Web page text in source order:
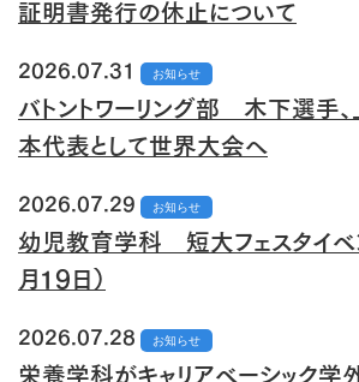
証明書発行の休止について
2026.07.31 お知らせ
バトントワーリング部 木下選手
本代表として世界大会へ
2026.07.29 お知らせ
幼児教育学科 短大フェスタイベン
月１９日）
2026.07.28 お知らせ
栄養学科がキャリアベーシック学